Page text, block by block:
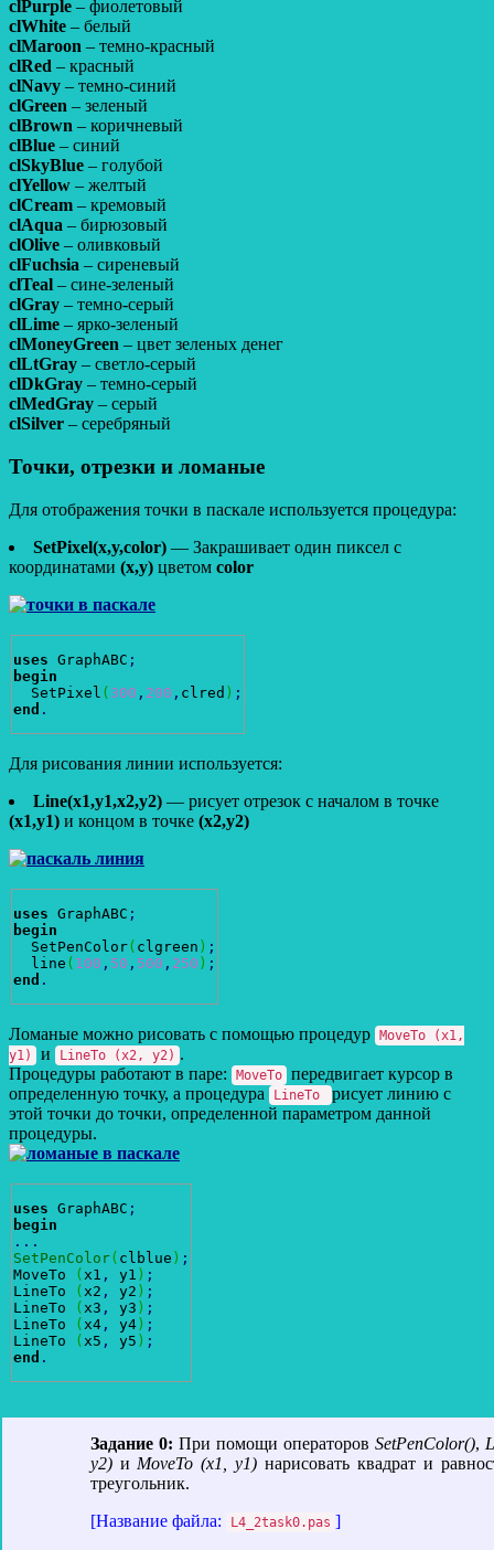
clPurple – фиолетовый
clWhite – белый
clMaroon – темно-красный
clRed – красный
clNavy – темно-синий
clGreen – зеленый
clBrown – коричневый
clBlue – синий
clSkyBlue – голубой
clYellow – желтый
clCream – кремовый
clAqua – бирюзовый
clOlive – оливковый
clFuchsia – сиреневый
clTeal – сине-зеленый
clGray – темно-серый
clLime – ярко-зеленый
clMoneyGreen – цвет зеленых денег
clLtGray – светло-серый
clDkGray – темно-серый
clMedGray – серый
clSilver – серебряный
Точки, отрезки и ломаные
Для отображения точки в паскале используется процедура:
SetPixel(x,y,color) — Закрашивает один пиксел с
координатами (x,y) цветом color
uses GraphABC ;
begin
  SetPixel
( 300 , 200 , clred ) ;
end .
Для рисования линии используется:
Line(x1,y1,x2,y2) — рисует отрезок с началом в точке
(x1,y1) и концом в точке (x2,y2)
uses GraphABC ;
begin
  SetPenColor
( clgreen ) ;
  line
( 100 , 50 , 500 , 250 ) ;
end .
Ломаные можно рисовать с помощью процедур MoveTo (x1,
y1)
и LineTo (x2, y2) .
Процедуры работают в паре:
MoveTo передвигает курсор в
определенную точку, а процедура
LineTo
рисует линию с
этой точки до точки, определенной параметром данной
процедуры.
uses GraphABC ;
begin
...
SetPenColor( clblue ) ;
MoveTo
( x1 , y1 ) ;
LineTo
( x2 , y2 ) ;
LineTo
( x3 , y3 ) ;
LineTo
( x4 , y4 ) ;
LineTo
( x5 , y5 ) ;
end .
Задание 0: При помощи операторов SetPenColor(),
y2) и MoveTo (x1, y1) нарисовать квадрат и
треугольник.
[Название файла:
L4_2task0.pas ]